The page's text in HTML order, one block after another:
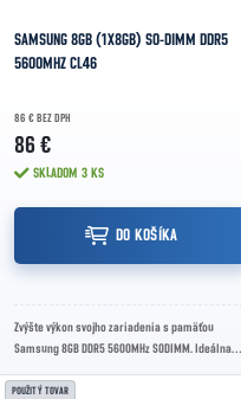
SAMSUNG 8GB (1X8GB) SO-DIMM DDR5
5600MHZ CL46
86 € BEZ DPH
86 €
SKLADOM 3 KS
DO KOŠÍKA
Zvýšte výkon svojho zariadenia s pamäťou
Samsung 8GB DDR5 5600MHz SODIMM. Ideálna
ponúka...
POUŽITÝ TOVAR